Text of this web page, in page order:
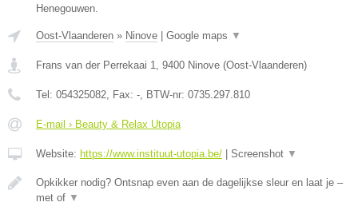
Henegouwen.
Oost-Vlaanderen » Ninove Google maps ▼
Frans van der Perrekaai 1, 9400 Ninove (Oost-Vlaanderen)
Tel: 054325082, Fax: -, BTW-nr: 0735.297.810
E-mail › Beauty & Relax Utopia
Website: https://www.instituut-utopia.be/ Screenshot ▼
Opkikker nodig? Ontsnap even aan de dagelijkse sleur en laat je –
met of ▼